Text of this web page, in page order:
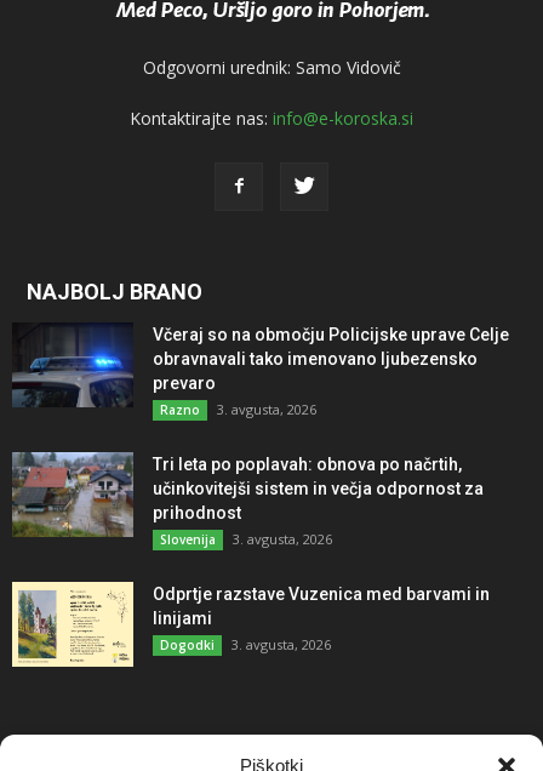
Piškotki
Odgovorni urednik: Samo Vidovič
Kontaktirajte nas: info@e-koroska.si
NAJBOLJ BRANO
Včeraj so na območju Policijske uprave Celje
obravnavali tako imenovano ljubezensko
prevaro
Razno 3. avgusta, 2026
Tri leta po poplavah: obnova po načrtih,
učinkovitejši sistem in večja odpornost za
prihodnost
Slovenija 3. avgusta, 2026
Odprtje razstave Vuzenica med barvami in
linijami
Dogodki 3. avgusta, 2026
NAJBOLJ KOMENTIRANO